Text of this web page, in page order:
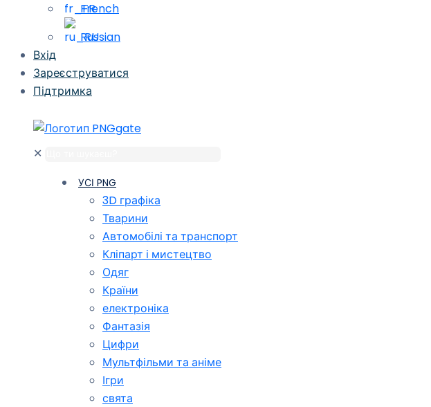
French
Russian
Вхід
Зареєструватися
Підтримка
✕
УСІ PNG
3D графіка
Тварини
Автомобілі та транспорт
Кліпарт і мистецтво
Одяг
Країни
електроніка
Фантазія
Цифри
Мультфільми та аніме
Ігри
свята